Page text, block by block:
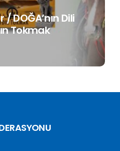
DOĞA’nın Dili
Tokmak